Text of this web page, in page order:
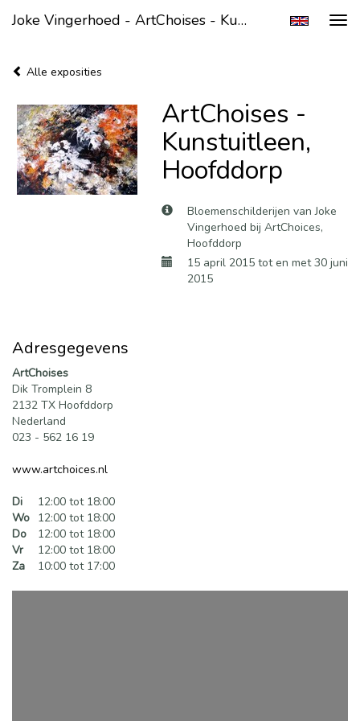
Joke Vingerhoed - ArtChoises - Kunstuitleen, Hoofddorp
Alle exposities
ArtChoises -
Kunstuitleen,
Hoofddorp
Bloemenschilderijen van Joke
Vingerhoed bij ArtChoices,
Hoofddorp
15 april 2015 tot en met 30 juni
2015
Adresgegevens
ArtChoises
Dik Tromplein 8
2132 TX Hoofddorp
Nederland
023 - 562 16 19
www.artchoices.nl
Di
12:00 tot 18:00
Wo 12:00 tot 18:00
Do
12:00 tot 18:00
Vr
12:00 tot 18:00
Za
10:00 tot 17:00